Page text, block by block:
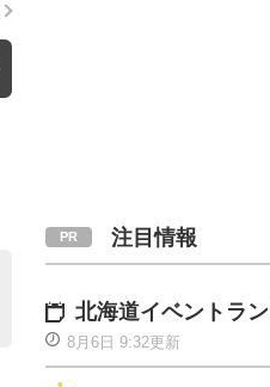
注目情報
北海道イベントラ
8月6日 9:32更新